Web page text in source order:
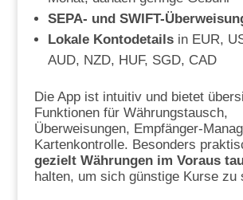
SEPA- und SWIFT-
Lokale Kontodetailsin EUR,
AUD, NZD, HUF, SGD, CAD
Die App ist intuitiv und bietet
Funktionen für Währungstausch,
Überweisungen, Empfänger-
Kartenkontrolle. Besonders
gezielt Währungen im Voraus
halten, um sich günstige Kurse zu